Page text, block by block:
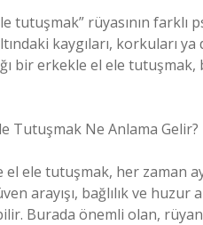
tutuşmak” rüyasının
kaygıları, korkuları
bir erkekle el ele
Tutuşmak Ne Anlama Gelir?
ele tutuşmak, her zaman
arayışı, bağlılık ve
Burada önemli olan,